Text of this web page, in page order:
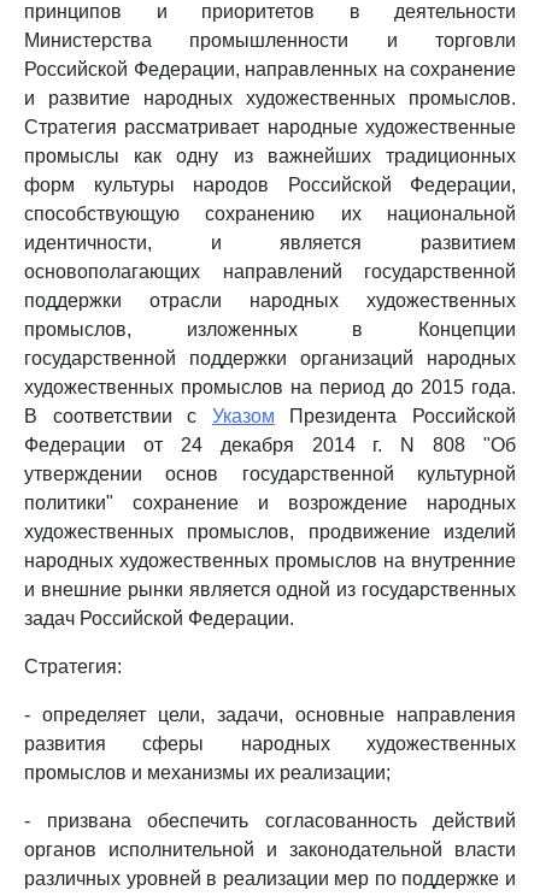
принципов и приоритетов в деятельности
Министерства промышленности и торговли
Российской Федерации, направленных на сохранение
и развитие народных художественных промыслов.
Стратегия рассматривает народные художественные
промыслы как одну из важнейших традиционных
форм культуры народов Российской Федерации,
способствующую сохранению их национальной
идентичности, и является развитием
основополагающих направлений государственной
поддержки отрасли народных художественных
промыслов, изложенных в Концепции
государственной поддержки организаций народных
художественных промыслов на период до 2015 года.
В соответствии с Указом Президента Российской
Федерации от 24 декабря 2014 г. N 808 "Об
утверждении основ государственной культурной
политики" сохранение и возрождение народных
художественных промыслов, продвижение изделий
народных художественных промыслов на внутренние
и внешние рынки является одной из государственных
задач Российской Федерации.
Стратегия:
- определяет цели, задачи, основные направления
развития сферы народных художественных
промыслов и механизмы их реализации;
- призвана обеспечить согласованность действий
органов исполнительной и законодательной власти
различных уровней в реализации мер по поддержке и